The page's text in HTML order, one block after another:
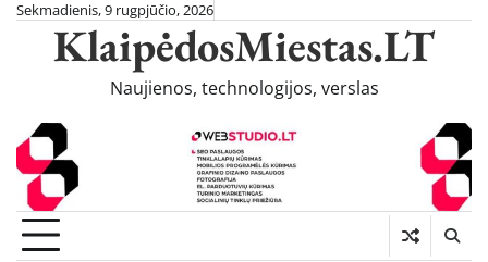
Skip
content
Sekmadienis, 9 rugpjūčio, 2026
KlaipėdosMiestas.LT
Naujienos, technologijos, verslas